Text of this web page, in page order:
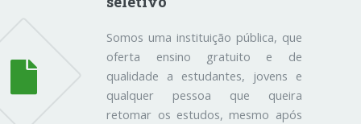
Somos uma instituição pública, que
oferta ensino gratuito e de
qualidade a estudantes, jovens e
qualquer pessoa que queira
retomar os estudos, mesmo após